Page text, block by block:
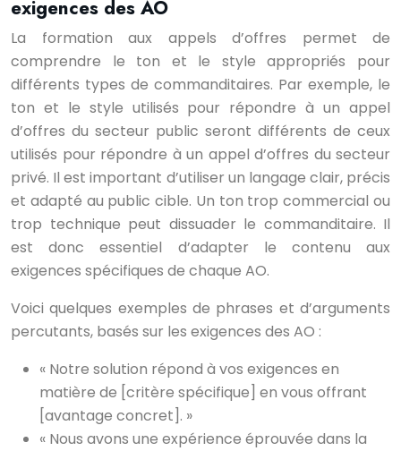
exigences des AO
La formation aux appels d’offres permet de
comprendre le ton et le style appropriés pour
différents types de commanditaires. Par exemple, le
ton et le style utilisés pour répondre à un appel
d’offres du secteur public seront différents de ceux
utilisés pour répondre à un appel d’offres du secteur
privé. Il est important d’utiliser un langage clair, précis
et adapté au public cible. Un ton trop commercial ou
trop technique peut dissuader le commanditaire. Il
est donc essentiel d’adapter le contenu aux
exigences spécifiques de chaque AO.
Voici quelques exemples de phrases et d’arguments
percutants, basés sur les exigences des AO :
« Notre solution répond à vos exigences en
matière de [critère spécifique] en vous offrant
[avantage concret]. »
« Nous avons une expérience éprouvée dans la